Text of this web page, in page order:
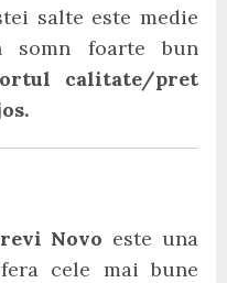
salte este medie
foarte bun
calitate/pret
Novo este una
cele mai bune